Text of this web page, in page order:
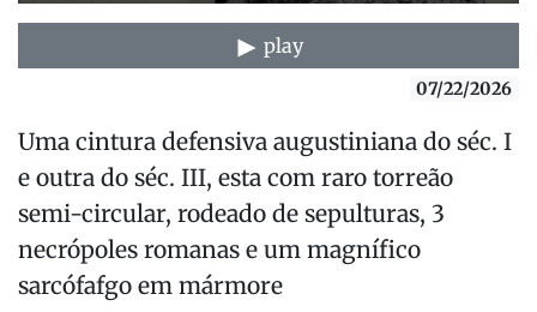
play
07/22/2026
Uma cintura defensiva augustiniana do séc. I
e outra do séc. III, esta com raro torreão
semi-circular, rodeado de sepulturas, 3
necrópoles romanas e um magnífico
sarcófafgo em mármore